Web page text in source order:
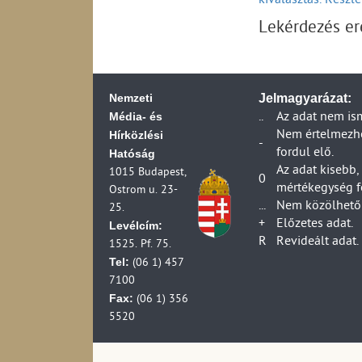
Veszprém
Zala
Lekérdezés
Nemzeti
Média- és
Hírközlési
Hatóság
1015 Budapest,
Ostrom u. 23-
25.
Levélcím:
1525. Pf. 75.
Tel: (06 1) 457
7100
Fax: (06 1) 356
5520
Jelmagyarázat:
..
Az adat nem
-
Nem
fordul elő.
0
Az adat
mértékegység
...
Nem
+
Előzetes adat.
R
Revideált adat.